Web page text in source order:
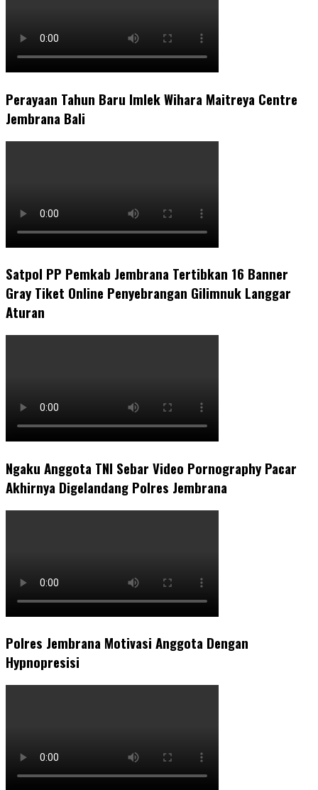
Perayaan Tahun Baru Imlek Wihara Maitreya Centre
Jembrana Bali
Satpol PP Pemkab Jembrana Tertibkan 16 Banner
Gray Tiket Online Penyebrangan Gilimnuk Langgar
Aturan
Ngaku Anggota TNI Sebar Video Pornography Pacar
Akhirnya Digelandang Polres Jembrana
Polres Jembrana Motivasi Anggota Dengan
Hypnopresisi